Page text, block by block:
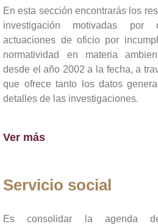
En esta sección encontrarás los
investigación motivadas por
actuaciones de oficio por
normatividad en materia
desde el año 2002 a la fecha, a
que ofrece tanto los datos
detalles de las investigaciones.
Ver más
Servicio social
Es consolidar la agenda